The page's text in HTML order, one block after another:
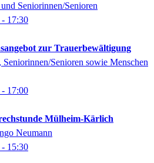
Seniorinnen/Senioren
- 17:30
zur Trauerbewältigung
Senioren sowie Menschen
- 17:00
Mülheim-Kärlich
Neumann
- 15:30